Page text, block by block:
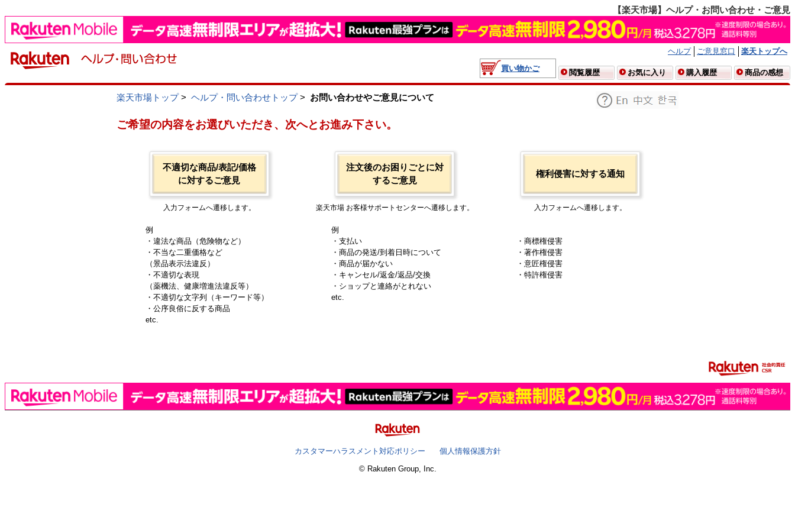
【楽天市場】ヘルプ・お問い合わせ・ご意見
ヘルプ ご意見窓口
楽天トップへ
買い物かご
閲覧履歴 お気に入り 購入履歴 商品の感想
楽天市場トップ> ヘルプ・問い合わせトップ> お問い合わせやご意見について
ご希望の内容をお選びいただき、次へとお進み下さい。
不適切な商品/表記/価格
に対するご意見
入力フォームへ遷移します。
例
・違法な商品（危険物など）
・不当な二重価格など
（景品表示法違反）
・不適切な表現
（薬機法、健康増進法違反等）
・不適切な文字列（キーワード等）
・公序良俗に反する商品
etc.
注文後のお困りごとに対
するご意見
楽天市場 お客様サポートセンターへ遷移します。
例
・支払い
・商品の発送/到着日時について
・商品が届かない
・キャンセル/返金/返品/交換
・ショップと連絡がとれない
etc.
権利侵害に対する通知
入力フォームへ遷移します。
・商標権侵害
・著作権侵害
・意匠権侵害
・特許権侵害
カスタマーハラスメント対応ポリシー
個人情報保護方針
© Rakuten Group, Inc.